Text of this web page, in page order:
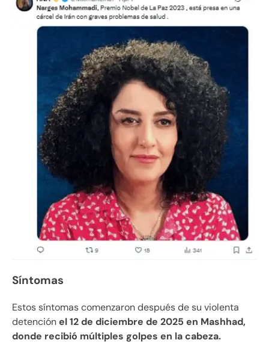
Síntomas
Estos síntomas comenzaron después de su violenta
detenciónel 12 de diciembre de 2025 en Mashhad,
donde recibió múltiples golpes en la cabeza.